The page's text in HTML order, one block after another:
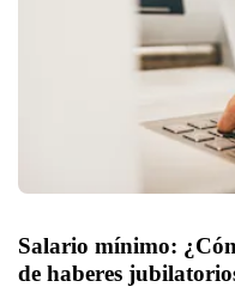
Salario mínimo:
de haberes